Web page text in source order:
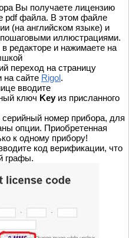
Вы получаете лицензию
pdf файла. В этом файле
(на английском языке) и
иллюстрациями.
редакторе и нажимаете на
переход на страницу
на сайте Rigol.
вводите
ключ Keyиз присланного
серийный номер прибора, для
опции. Приобретенная
к одному прибору!
код верификации, что
графы.